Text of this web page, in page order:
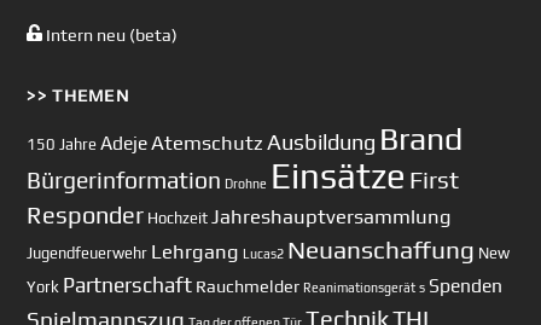
Intern neu (beta)
>> THEMEN
150 Jahre AdejeAtemschutz Ausbildung Brand
Bürgerinformation Drohne Einsätze First
Responder Hochzeit Jahreshauptversammlung
Jugendfeuerwehr Lehrgang Lucas2 Neuanschaffung New
York Partnerschaft Rauchmelder Reanimationsgerät s Spenden
Spielmannszug TechnikTHL